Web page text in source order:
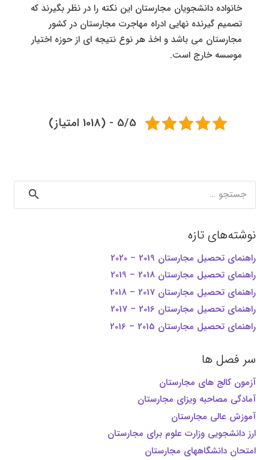
خانواده دانشجویان مجارستان این نکته را در نظر بگیرند که
تصمیم گیرنده نهایی ادراه مهاجرت مجارستان در کشور
مجارستان می باشد و اخذ هر نوع نتیجه ای از حوزه اختیار
موسسه خارج است.
5/5 - (1018 امتیاز)
برای:
نوشته‌های تازه
راهنمای تحصیل مجارستان 2019 – 2020
راهنمای تحصیل مجارستان 2018 – 2019
راهنمای تحصیل مجارستان 2017 – 2018
راهنمای تحصیل مجارستان 2016 – 2017
راهنمای تحصیل مجارستان 2015 – 2016
سر فصل ها
آزمون کالج های مجارستان
آمادگی مصاحبه ویزای مجارستان
آموزش عالی مجارستان
ارز دانشجویی وزارت علوم برای مجارستان
امتحان دانشگاههای مجارستان